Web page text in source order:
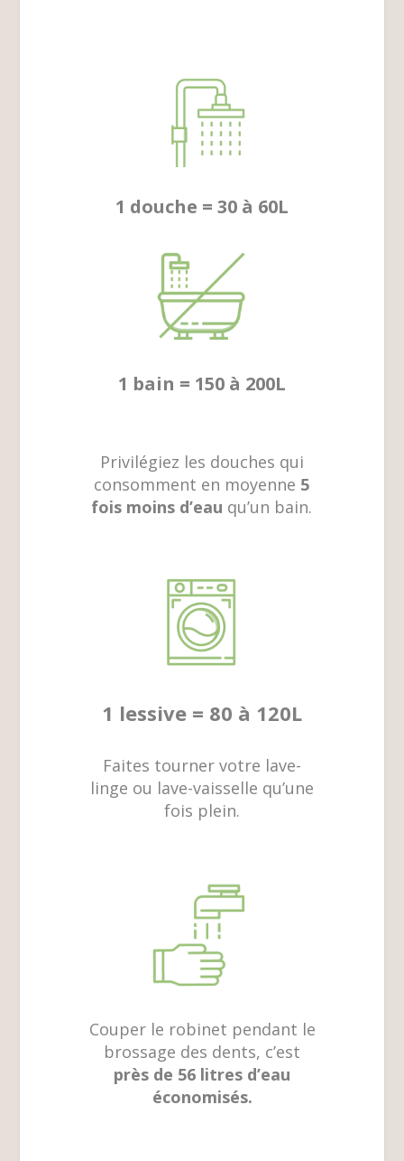
1 douche = 30 à 60L
1 bain = 150 à 200L
Privilégiez les douches qui
consomment en moyenne 5
fois moins d’eau qu’un bain.
1 lessive = 80 à 120L
Faites tourner votre lave-
linge ou lave-vaisselle qu’une
fois plein.
Couper le robinet pendant le
brossage des dents, c’est
près de 56 litres d’eau
économisés.